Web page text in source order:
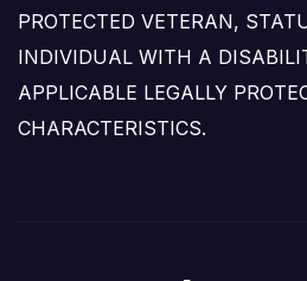
PROTECTED VETERAN,
INDIVIDUAL WITH A
APPLICABLE LEGALLY
CHARACTERISTICS.